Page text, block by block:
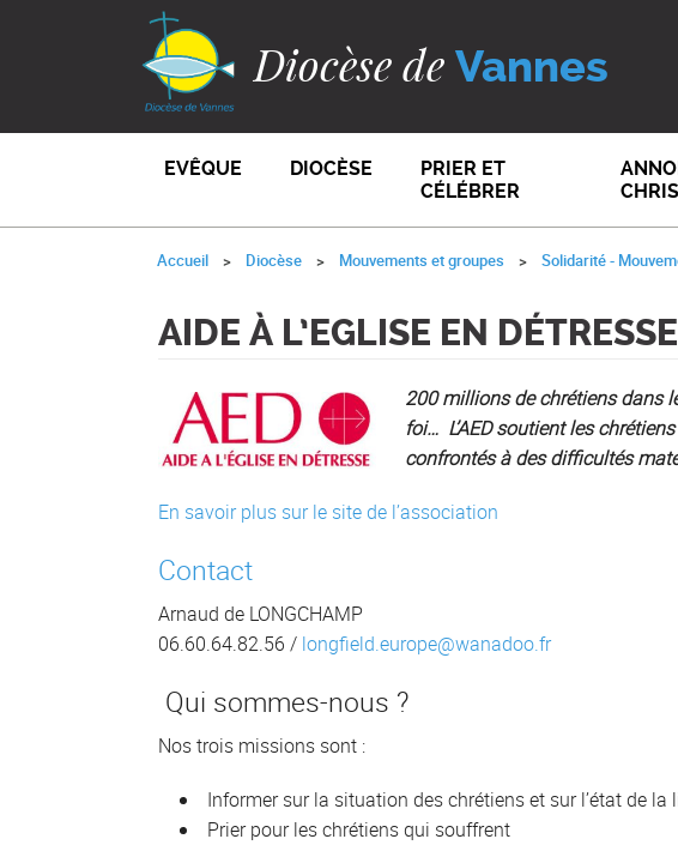
Diocèse de Vannes
EVÊQUE DIOCÈSE
PRIER ET
CÉLÉBRER
Accueil Diocèse Mouvements et groupes Solidarité -
AIDE À L’EGLISE EN
200 millions de chrétiens dans
foi… L’AED soutient les
confrontés à des difficultés
En savoir plus sur le site de l’association
Contact
Arnaud de LONGCHAMP
06.60.64.82.56 / longfield.europe@wanadoo.fr
Qui sommes-nous ?
Nos trois missions sont :
Informer sur la situation des chrétiens et sur l’état de
Prier pour les chrétiens qui souffrent